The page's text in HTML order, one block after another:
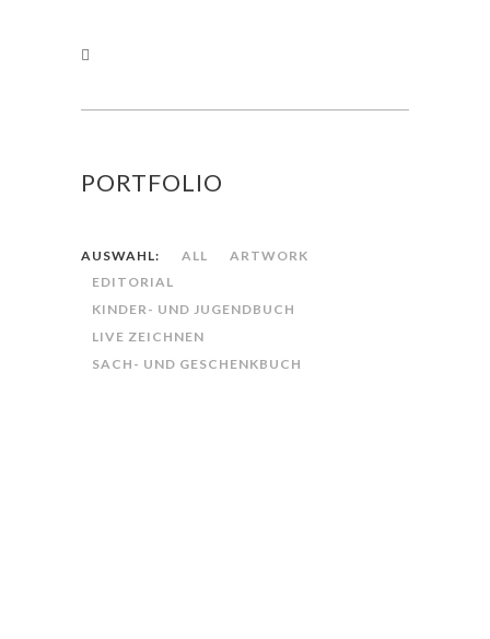
PORTFOLIO
AUSWAHL: ALL
ARTWORK
EDITORIAL
KINDER- UND JUGENDBUCH
LIVE ZEICHNEN
SACH- UND GESCHENKBUCH